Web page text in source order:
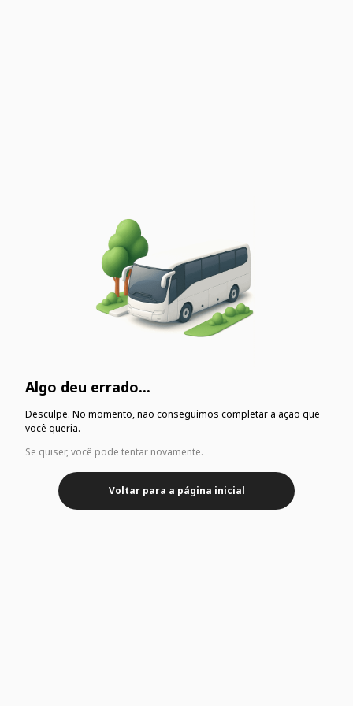
Algo deu errado...
Desculpe. No momento, não conseguimos completar a ação que
você queria.
Se quiser, você pode tentar novamente.
Voltar para a página inicial